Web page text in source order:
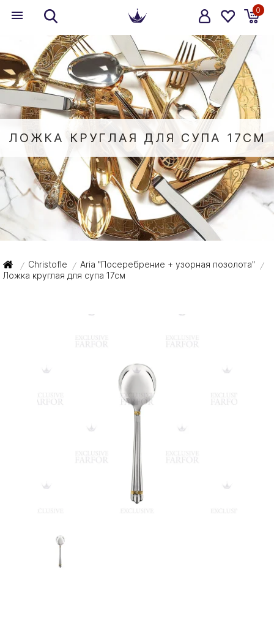
0
ЛОЖКА КРУГЛАЯ ДЛЯ СУПА 17СМ
/ Christofle / Aria "Посеребрение + узорная позолота" /
Ложка круглая для супа 17см